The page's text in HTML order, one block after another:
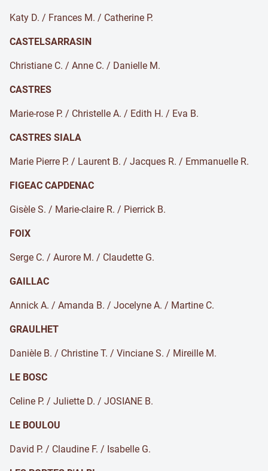
Katy D. / Frances M. / Catherine P.
CASTELSARRASIN
Christiane C. / Anne C. / Danielle M.
CASTRES
Marie-rose P. / Christelle A. / Edith H. / Eva B.
CASTRES SIALA
Marie Pierre P. / Laurent B. / Jacques R. / Emmanuelle R.
FIGEAC CAPDENAC
Gisèle S. / Marie-claire R. / Pierrick B.
FOIX
Serge C. / Aurore M. / Claudette G.
GAILLAC
Annick A. / Amanda B. / Jocelyne A. / Martine C.
GRAULHET
Danièle B. / Christine T. / Vinciane S. / Mireille M.
LE BOSC
Celine P. / Juliette D. / JOSIANE B.
LE BOULOU
David P. / Claudine F. / Isabelle G.